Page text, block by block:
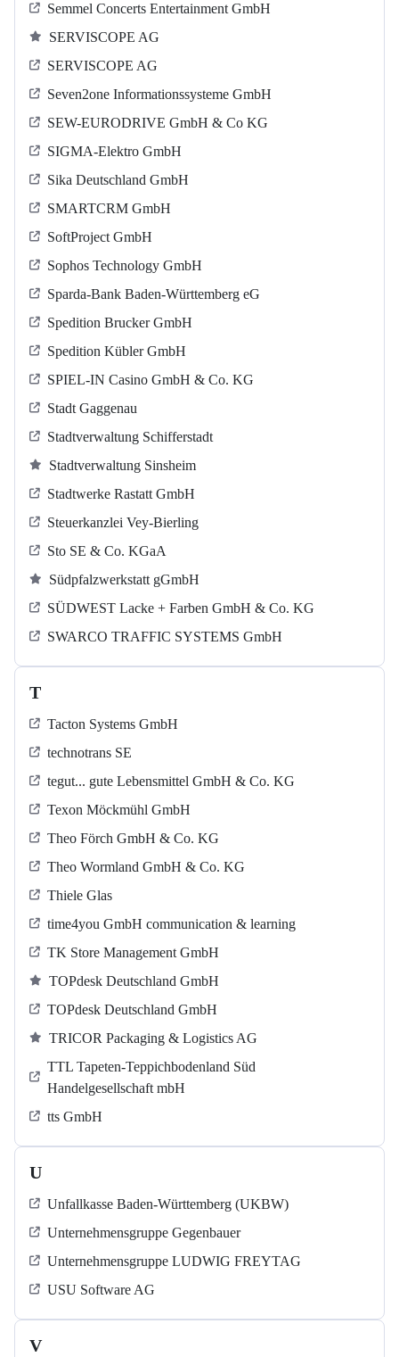
Semmel Concerts Entertainment GmbH
SERVISCOPE AG
SERVISCOPE AG
Seven2one Informationssysteme GmbH
SEW-EURODRIVE GmbH & Co KG
SIGMA-Elektro GmbH
Sika Deutschland GmbH
SMARTCRM GmbH
SoftProject GmbH
Sophos Technology GmbH
Sparda-Bank Baden-Württemberg eG
Spedition Brucker GmbH
Spedition Kübler GmbH
SPIEL-IN Casino GmbH & Co. KG
Stadt Gaggenau
Stadtverwaltung Schifferstadt
Stadtverwaltung Sinsheim
Stadtwerke Rastatt GmbH
Steuerkanzlei Vey-Bierling
Sto SE & Co. KGaA
Südpfalzwerkstatt gGmbH
SÜDWEST Lacke + Farben GmbH & Co. KG
SWARCO TRAFFIC SYSTEMS GmbH
T
Tacton Systems GmbH
technotrans SE
tegut... gute Lebensmittel GmbH & Co. KG
Texon Möckmühl GmbH
Theo Förch GmbH & Co. KG
Theo Wormland GmbH & Co. KG
Thiele Glas
time4you GmbH communication & learning
TK Store Management GmbH
TOPdesk Deutschland GmbH
TOPdesk Deutschland GmbH
TRICOR Packaging & Logistics AG
TTL Tapeten-Teppichbodenland Süd
Handelgesellschaft mbH
tts GmbH
U
Unfallkasse Baden-Württemberg (UKBW)
Unternehmensgruppe Gegenbauer
Unternehmensgruppe LUDWIG FREYTAG
USU Software AG
V